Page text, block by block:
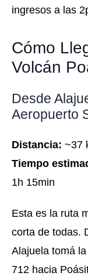
ingresos a las
Cómo
Volcán
Desde
Aeropuerto
Distancia: ~37
Tiempo
1h 15min
Esta es la ruta
corta de todas.
Alajuela tomá
712 hacia